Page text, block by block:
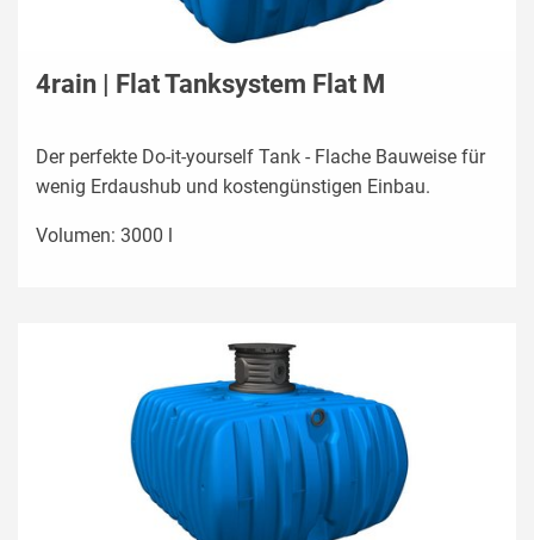
4rain | Flat Tanksystem Flat M
Der perfekte Do-it-yourself Tank - Flache Bauweise für
wenig Erdaushub und kostengünstigen Einbau.
Volumen: 3000 l